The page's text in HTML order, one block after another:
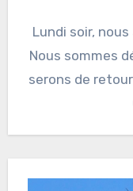
Lundi soir,
Nous sommes
serons de